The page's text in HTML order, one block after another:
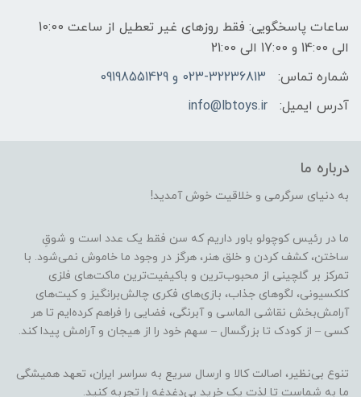
ساعات پاسخگویی: فقط روزهای غیر تعطیل از ساعت 10:00
الی 14:00 و 17:00 الی 21:00
شماره تماس:
023-32236813 و 09198551429
آدرس ایمیل:
info@lbtoys.ir
درباره ما
به دنیای سرگرمی و خلاقیت خوش آمدید!
ما در رئیس کوچولو باور داریم که سن فقط یک عدد است و شوقِ
ساختن، کشف کردن و خلق هنر، هرگز در وجود ما خاموش نمی‌شود. با
تمرکز بر گلچینی از محبوب‌ترین و باکیفیت‌ترین ماکت‌های فلزی
کلکسیونی، لگوهای جذاب، بازی‌های فکری چالش‌برانگیز و کیت‌های
آرامش‌بخش نقاشی الماسی و آبرنگی، فضایی را فراهم کرده‌ایم تا هر
کسی – از کودک تا بزرگسال – سهم خود را از هیجان و آرامش پیدا کند.
تنوع بی‌نظیر، اصالت کالا و ارسال سریع به سراسر ایران، تعهد همیشگی
ما به شماست تا لذت یک خرید بی‌دغدغه را تجربه کنید.